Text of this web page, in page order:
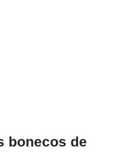
bonecos de